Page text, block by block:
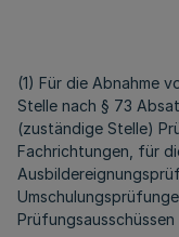
(1) Für die Abnahme
Stelle nach § 73
(zuständige Stelle)
Fachrichtungen, für